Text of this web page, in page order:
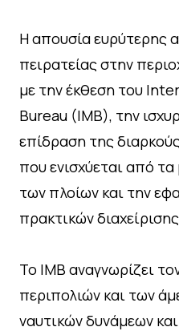
Η απουσία ευρύτερης
πειρατείας στην
με την έκθεση του
Bureau (IMB), την
επίδραση της
που ενισχύεται από
των πλοίων και την
πρακτικών
Το IMB αναγνωρίζει
περιπολιών και των
ναυτικών δυνάμεων